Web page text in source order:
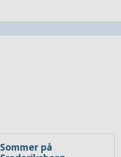
Sommer på